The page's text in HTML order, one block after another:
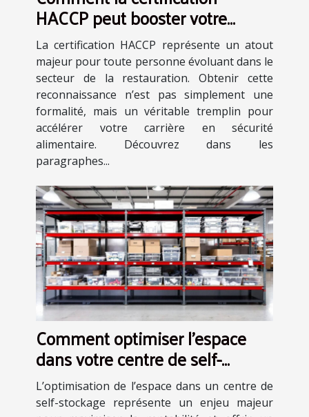
HACCP peut booster votre
carrière en restauration ?
La certification HACCP représente un atout
majeur pour toute personne évoluant dans le
secteur de la restauration. Obtenir cette
reconnaissance n’est pas simplement une
formalité, mais un véritable tremplin pour
accélérer votre carrière en sécurité
alimentaire. Découvrez dans les
paragraphes...
Comment optimiser l'espace
dans votre centre de self-
stockage ?
L’optimisation de l’espace dans un centre de
self-stockage représente un enjeu majeur